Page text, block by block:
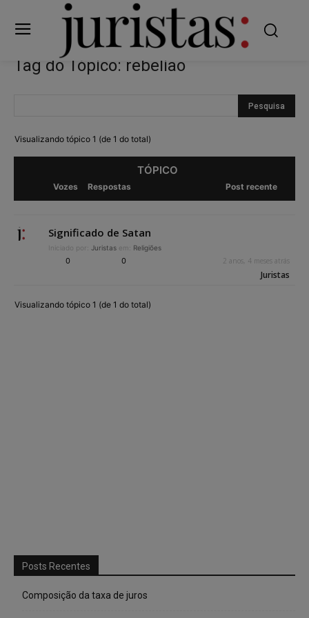
Tag do Tópico: rebelião
Visualizando tópico 1 (de 1 do total)
TÓPICO
Vozes Respostas Post recente
Significado de Satan
Iniciado por: Juristas em: Religiões
0 0 2 anos, 4 meses atrás
Juristas
Visualizando tópico 1 (de 1 do total)
Posts Recentes
Composição da taxa de juros